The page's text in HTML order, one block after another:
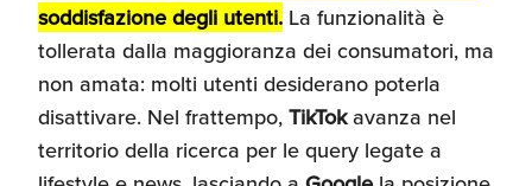
soddisfazione degli utenti. La funzionalità è
tollerata dalla maggioranza dei consumatori, ma
non amata: molti utenti desiderano poterla
disattivare. Nel frattempo, TikTokavanza nel
territorio della ricerca per le query legate a